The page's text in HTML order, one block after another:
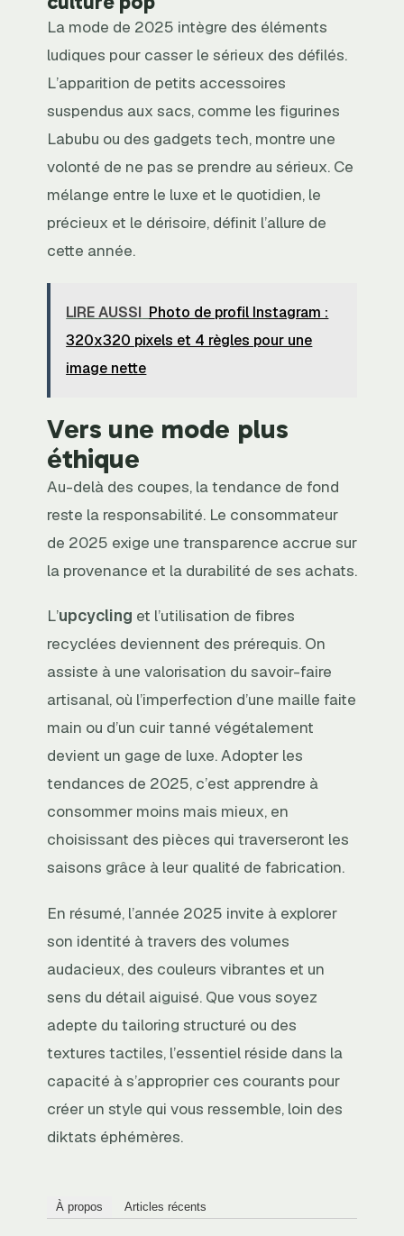
La mode de 2025 intègre des éléments
ludiques pour casser le sérieux des défilés.
L’apparition de petits accessoires
suspendus aux sacs, comme les figurines
Labubu ou des gadgets tech, montre une
volonté de ne pas se prendre au sérieux. Ce
mélange entre le luxe et le quotidien, le
précieux et le dérisoire, définit l’allure de
cette année.
LIRE AUSSI Photo de profil Instagram :
320x320 pixels et 4 règles pour une
image nette
Vers une mode plus
éthique
Au-delà des coupes, la tendance de fond
reste la responsabilité. Le consommateur
de 2025 exige une transparence accrue sur
la provenance et la durabilité de ses achats.
L’upcycling et l’utilisation de fibres
recyclées deviennent des prérequis. On
assiste à une valorisation du savoir-faire
artisanal, où l’imperfection d’une maille faite
main ou d’un cuir tanné végétalement
devient un gage de luxe. Adopter les
tendances de 2025, c’est apprendre à
consommer moins mais mieux, en
choisissant des pièces qui traverseront les
saisons grâce à leur qualité de fabrication.
En résumé, l’année 2025 invite à explorer
son identité à travers des volumes
audacieux, des couleurs vibrantes et un
sens du détail aiguisé. Que vous soyez
adepte du tailoring structuré ou des
textures tactiles, l’essentiel réside dans la
capacité à s’approprier ces courants pour
créer un style qui vous ressemble, loin des
diktats éphémères.
À propos Articles récents